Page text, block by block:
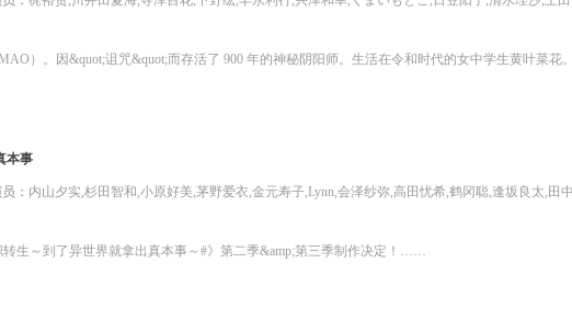
本事
： 内山夕实,杉田智和,小原好美,茅野爱衣,金元寿子,Lynn,会泽纱弥,高田忧希,鹤冈聪,逢坂良太,田中理惠,诸星堇,上田丽奈,兴津和幸,若山诗音,小山
转生～到了异世界就拿出真本事～#》第二季&amp;第三季制作决定！……